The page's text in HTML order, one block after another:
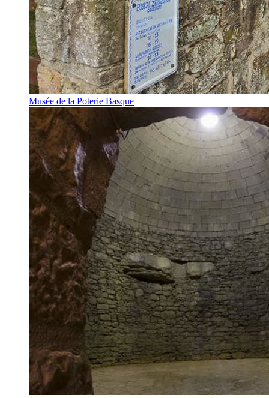
Musée de la Poterie Basque